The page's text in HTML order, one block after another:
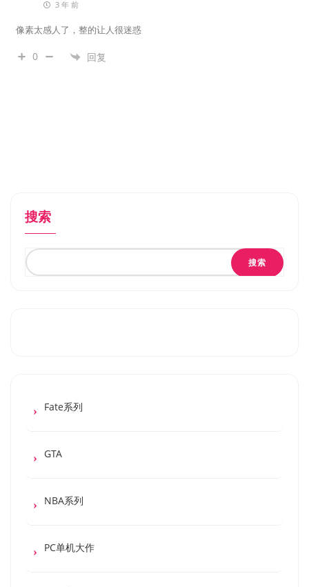
3 年 前
像素太感人了，整的让人很迷惑
0 回复
搜索
搜索
Fate系列
GTA
NBA系列
PC单机大作